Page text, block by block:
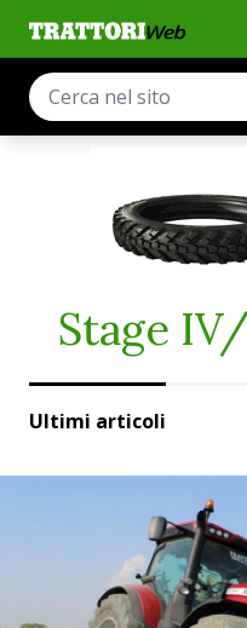
Stage
Ultimi articoli